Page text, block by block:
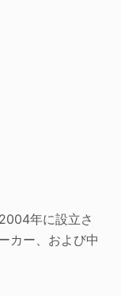
年に設立さ
カー、および中